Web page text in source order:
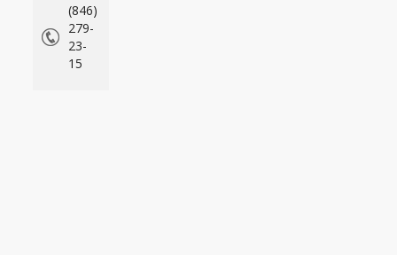
(846)
279-
23-
15